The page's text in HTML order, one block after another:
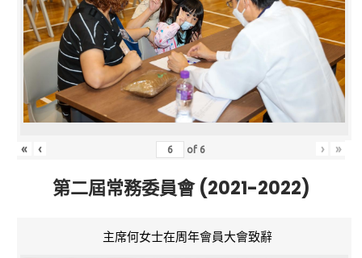
« ‹ of 6 › »
第二屆常務委員會 (2021-2022)
主席何女士在周年會員大會致辭